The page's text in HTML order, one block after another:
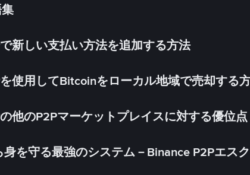
新しい支払い方法を追加する方法
使用してBitcoinをローカル地域で売却する
他のP2Pマーケットプレイスに対する優位点
を守る最強のシステム－Binance P2Pエス